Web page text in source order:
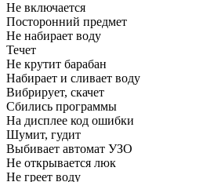
Не включается
Посторонний предмет
Не набирает воду
Течет
Не крутит барабан
Набирает и сливает воду
Вибрирует, скачет
Сбились программы
На дисплее код ошибки
Шумит, гудит
Выбивает автомат УЗО
Не открывается люк
Не греет воду